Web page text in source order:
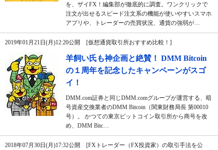
を、ザイFX！編集部が徹底的に調査。ワンクリックで
注文が出せるスピード注文系の機能が使いやすいスマホ
アプリや、トレーダーの売買状況、通貨の強弱が…
2019年01月21日(月)12:20公開 [仮想通貨取引所おすすめ比較！]
羊飼い氏も神企画と絶賛！ DMM Bitcoin
の１周年を記念したキャンペーンがスゴ
イ！
DMM.com証券と同じDMM.comグループが運営する、暗
号資産交換業者のDMM Bitcoin（関東財務局長 第00010
号）。 かつての東京ビットコイン取引所から商号を改
め、DMM Bitc…
2018年07月30日(月)17:32公開 [FXトレーダー（FX投資家）の取引手法を公